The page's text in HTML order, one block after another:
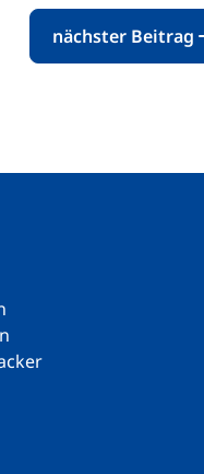
nächster Beitrag